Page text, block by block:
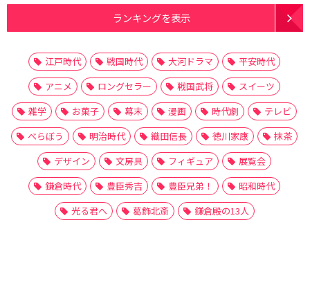
ランキングを表示
江戸時代 戦国時代 大河ドラマ
平安時代
アニメ
ロングセラー 戦国武将
スイーツ
雑学
お菓子 幕末 漫画 時代劇
テレビ
べらぼう
明治時代 織田信長 徳川家康
抹茶
デザイン
文房具 フィギュア
展覧会
鎌倉時代
豊臣秀吉 豊臣兄弟！
昭和時代
光る君へ
葛飾北斎 鎌倉殿の13人